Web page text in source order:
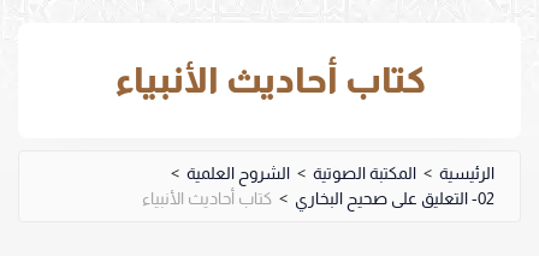
كتاب أحاديث الأنبياء
الرئيسية > المكتبة الصوتية > الشروح العلمية >
02- التعليق على صحيح البخاري
> كتاب أحاديث الأنبياء